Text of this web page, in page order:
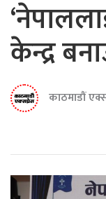
केन्द्र
काठमाडौं